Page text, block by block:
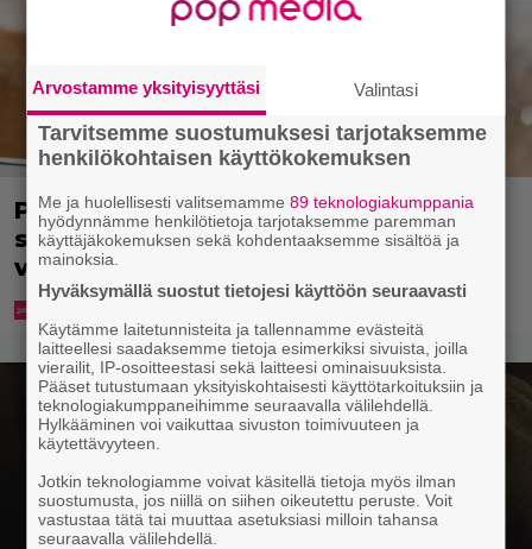
Pohjois-Korea neuvoo kansalaisiaan
selviämään helteistä syömällä
viilentävää koiraa
Arvostamme yksityisyyttäsi Valintasi
Tarvitsemme suostumuksesi tarjotaksemme
henkilökohtaisen käyttökokemuksen
Me ja huolellisesti valitsemamme89 teknologiakumppania
hyödynnämme henkilötietoja tarjotaksemme paremman
käyttäjäkokemuksen sekä kohdentaaksemme sisältöä ja
mainoksia.
Hyväksymällä suostut tietojesi käyttöön seuraavasti
Käytämme laitetunnisteita ja tallennamme evästeitä
laitteellesi saadaksemme tietoja esimerkiksi sivuista, joilla
vierailit, IP-osoitteestasi sekä laitteesi ominaisuuksista.
Pääset tutustumaan yksityiskohtaisesti käyttötarkoituksiin ja
teknologiakumppaneihimme seuraavalla välilehdellä.
Hylkääminen voi vaikuttaa sivuston toimivuuteen ja
käytettävyyteen.
Jotkin teknologiamme voivat käsitellä tietoja myös ilman
suostumusta, jos niillä on siihen oikeutettu peruste. Voit
vastustaa tätä tai muuttaa asetuksiasi milloin tahansa
seuraavalla välilehdellä.